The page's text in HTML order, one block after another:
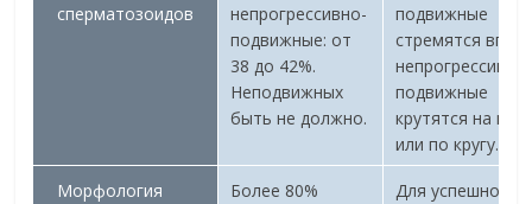
сперматозоидов
непрогрессивно-
подвижные: от
38 до 42%.
Неподвижных
быть не должно.
подвижные
стремятся
непрогрессивно-
подвижные
крутятся на
или по кругу.
Морфология Более 80% Для успешного